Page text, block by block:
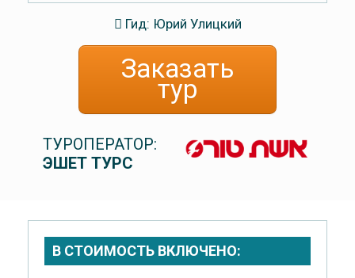
Гид: Юрий Улицкий
Заказать
тур
ТУРОПЕРАТОР:
ЭШЕТ ТУРС
В СТОИМОСТЬ ВКЛЮЧЕНО: